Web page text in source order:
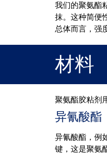
我们的聚氨酯
抹。这种简便
总体而言，强
材料
聚氨酯胶粘剂
异氰酸酯
异氰酸酯，例
键，这是聚氨